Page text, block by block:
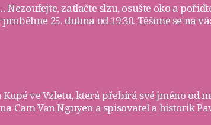
zatlačte slzu, osušte oko a
25. dubna od 19:30. Těšíme se na
Kupé ve Vzletu, která přebírá své jméno od
Cam Van Nguyen a spisovatel a historik